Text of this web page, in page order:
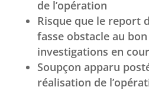
de l’opération
Risque que le report
fasse obstacle au
investigations en
Soupçon apparu
réalisation de